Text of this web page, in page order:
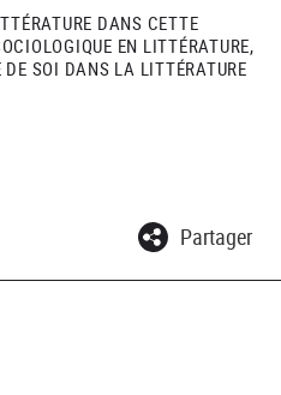
DANS CETTE
EN LITTÉRATURE,
DE SOI DANS LA LITTÉRATURE
Partager